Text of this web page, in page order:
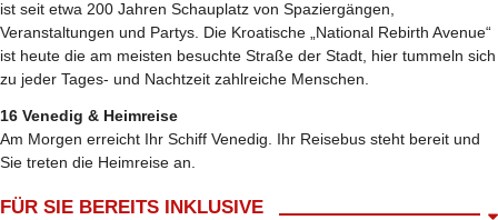
ist seit etwa 200 Jahren Schauplatz von Spaziergängen,
Veranstaltungen und Partys. Die Kroatische „National Rebirth Avenue“
ist heute die am meisten besuchte Straße der Stadt, hier tummeln sich
zu jeder Tages- und Nachtzeit zahlreiche Menschen.
16 Venedig & Heimreise
Am Morgen erreicht Ihr Schiff Venedig. Ihr Reisebus steht bereit und
Sie treten die Heimreise an.
FÜR SIE BEREITS INKLUSIVE